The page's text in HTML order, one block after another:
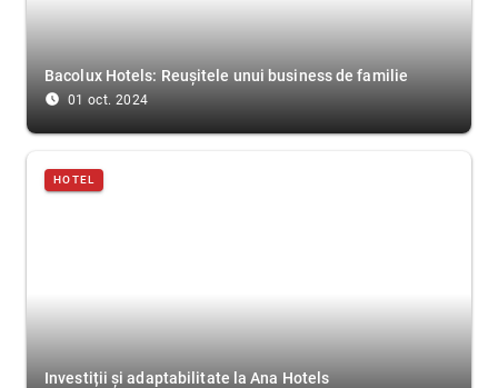
Bacolux Hotels: Reușitele unui business de familie
access_time_filled 01 oct. 2024
HOTEL
Investiții și adaptabilitate la Ana Hotels